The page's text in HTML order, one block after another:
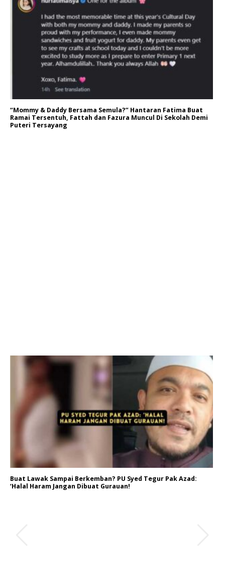
“Mommy & Daddy Bersama Semula?” Hantaran Fatima Buat
Ramai Tersentuh, Fattah dan Fazura Muncul Di Sekolah Demi
Puteri Tersayang
Buat Lawak Sampai Berkemban? PU Syed Tegur Pak Azad:
‘Halal Haram Jangan Dibuat Gurauan!